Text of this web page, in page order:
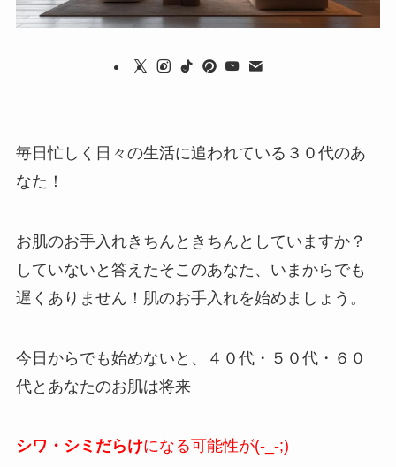
毎日忙しく日々の生活に追われている３０代のあ
なた！
お肌のお手入れきちんときちんとしていますか？
していないと答えたそこのあなた、いまからでも
遅くありません！肌のお手入れを始めましょう。
今日からでも始めないと、４０代・５０代・６０
代とあなたのお肌は将来
シワ・シミだらけになる可能性が(-_-;)